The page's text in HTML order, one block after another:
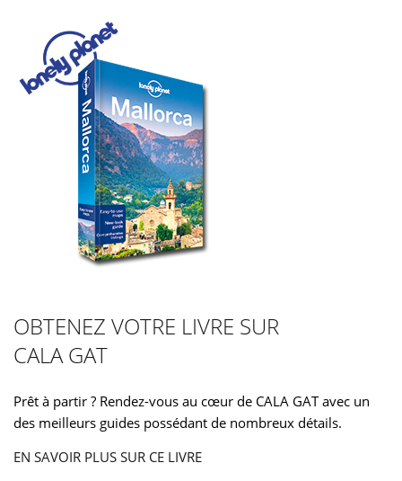
OBTENEZ VOTRE LIVRE SUR
CALA GAT
Prêt à partir ? Rendez-vous au cœur de CALA GAT avec un
des meilleurs guides possédant de nombreux détails.
EN SAVOIR PLUS SUR CE LIVRE